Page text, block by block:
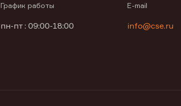
График работы
пн-пт : 09:00-18:00
E-mail
info@cse.ru